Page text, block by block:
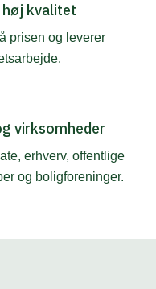
kvalitet
prisen og leverer
virksomheder
erhverv, offentlige
og boligforeninger.